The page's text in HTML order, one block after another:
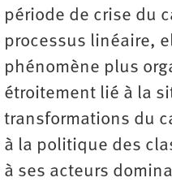
période de crise du
processus linéaire,
phénomène plus
étroitement lié à la
transformations du
à la politique des
à ses acteurs